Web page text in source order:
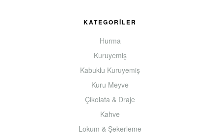
KATEGORİLER
Hurma
Kuruyemiş
Kabuklu Kuruyemiş
Kuru Meyve
Çikolata & Draje
Kahve
Lokum & Şekerleme